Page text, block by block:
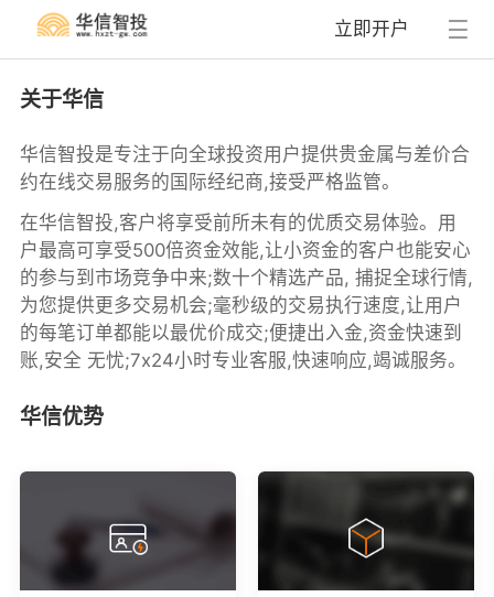
立即开户
关于华信
华信智投是专注于向全球投资用户提供贵金属与差价合
约在线交易服务的国际经纪商,接受严格监管。
在华信智投,客户将享受前所未有的优质交易体验。用
户最高可享受500倍资金效能,让小资金的客户也能安心
的参与到市场竞争中来;数十个精选产品, 捕捉全球行情,
为您提供更多交易机会;毫秒级的交易执行速度,让用户
的每笔订单都能以最优价成交;便捷出入金,资金快速到
账,安全 无忧;7x24小时专业客服,快速响应,竭诚服务。
华信优势